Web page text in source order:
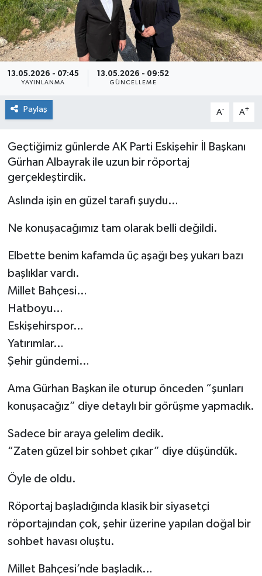
13.05.2026 - 07:45
YAYINLANMA
13.05.2026 - 09:52
GÜNCELLEME
Paylaş A- A+
Geçtiğimiz günlerde AK Parti Eskişehir İl Başkanı
Gürhan Albayrak ile uzun bir röportaj
gerçekleştirdik.
Aslında işin en güzel tarafı şuydu…
Ne konuşacağımız tam olarak belli değildi.
Elbette benim kafamda üç aşağı beş yukarı bazı
başlıklar vardı.
Millet Bahçesi…
Hatboyu…
Eskişehirspor…
Yatırımlar…
Şehir gündemi…
Ama Gürhan Başkan ile oturup önceden “şunları
konuşacağız” diye detaylı bir görüşme yapmadık.
Sadece bir araya gelelim dedik.
“Zaten güzel bir sohbet çıkar” diye düşündük.
Öyle de oldu.
Röportaj başladığında klasik bir siyasetçi
röportajından çok, şehir üzerine yapılan doğal bir
sohbet havası oluştu.
Millet Bahçesi’nde başladık…
Siyaset
Spor